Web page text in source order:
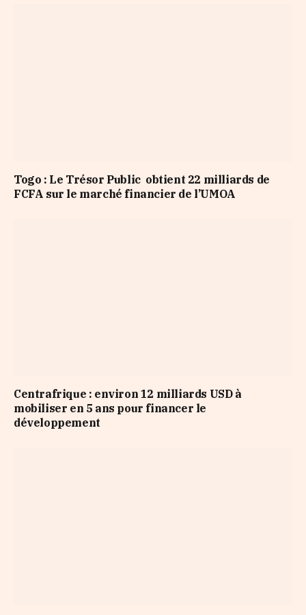
Togo : Le Trésor Public obtient 22 milliards de
FCFA sur le marché financier de l’UMOA
Centrafrique : environ 12 milliards USD à
mobiliser en 5 ans pour financer le
développement